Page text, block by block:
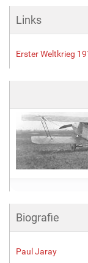
…
Links
Erster Weltkrieg
Biografie
Paul Jaray